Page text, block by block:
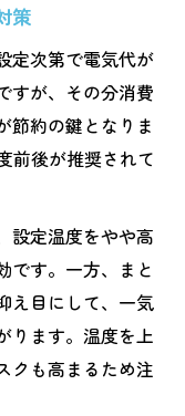
策
定次第で電気代が
すが、その分消費
節約の鍵となりま
前後が推奨されて
設定温度をやや高
です。一方、まと
え目にして、一気
ります。温度を上
クも高まるため注